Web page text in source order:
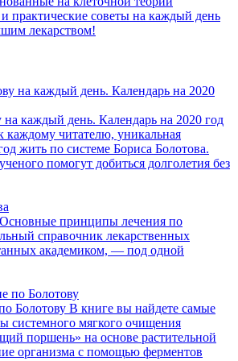
практические советы на каждый день
лекарством!
каждый день. Календарь на 2020 год
читателю, уникальная
жить по системе Бориса Болотова.
помогут добиться долголетия без
Основные принципы лечения по
справочник лекарственных
академиком, — под одной
Болотову В книге вы найдете самые
системного мягкого очищения
поршень» на основе растительной
организма с помощью ферментов